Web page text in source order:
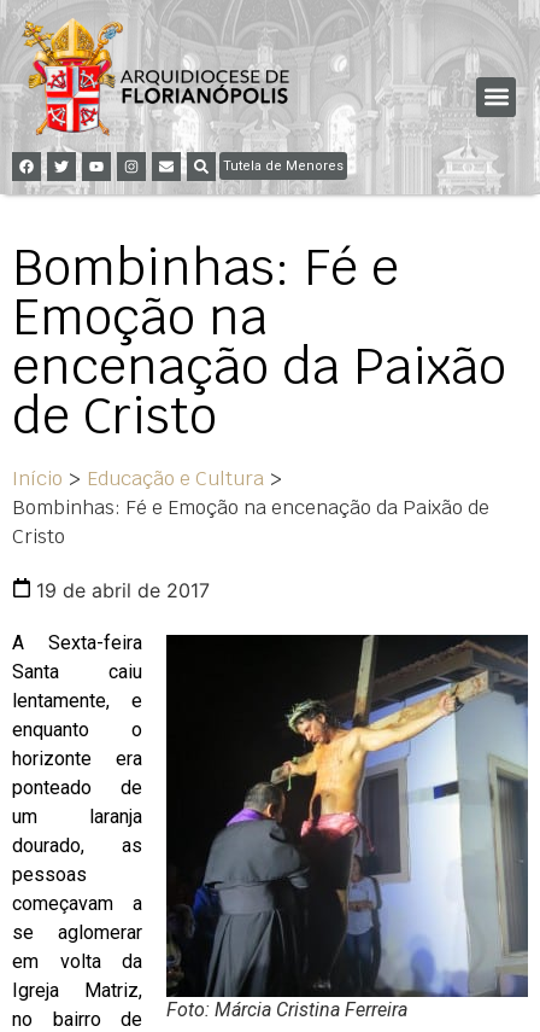
Tutela de Menores
Bombinhas: Fé e
Emoção na
encenação da Paixão
de Cristo
Início > Educação e Cultura >
Bombinhas: Fé e Emoção na encenação da Paixão de
Cristo
19 de abril de 2017
Foto: Márcia Cristina Ferreira
A Sexta-feira
Santa caiu
lentamente, e
enquanto o
horizonte era
ponteado de
um laranja
dourado, as
pessoas
começavam a
se aglomerar
em volta da
Igreja Matriz,
no bairro de